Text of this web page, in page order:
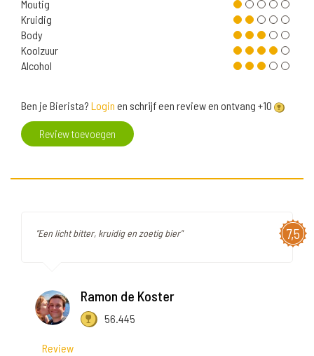
Moutig
Kruidig
Body
Koolzuur
Alcohol
Ben je Bierista? Login en schrijf een review en ontvang +10
Review toevoegen
7,5
"Een licht bitter, kruidig en zoetig bier"
Ramon de Koster
56.445
Review